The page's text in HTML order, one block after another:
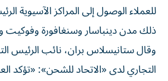
للعملاء الوصول إلى المراكز الآسيوية
ذلك مدن دينباسار وسنغافورة وفوكيت
وقال ستانيسلاس بران، نائب الرئيس
التجاري لدى «الاتحاد للشحن»: «تؤكد